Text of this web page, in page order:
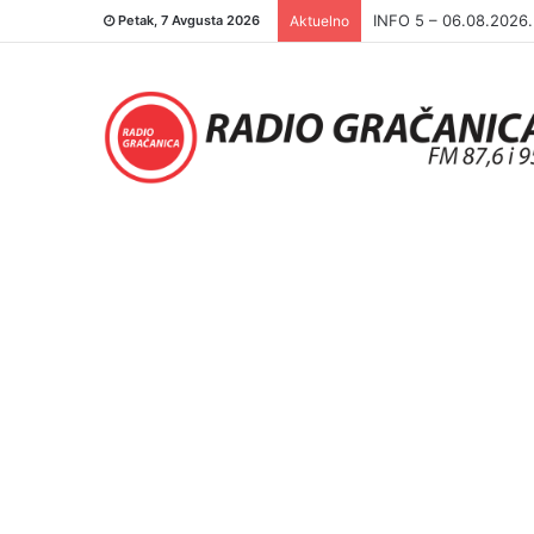
Petak, 7 Avgusta 2026 Aktuelno INFO 5 – 05.08.2026